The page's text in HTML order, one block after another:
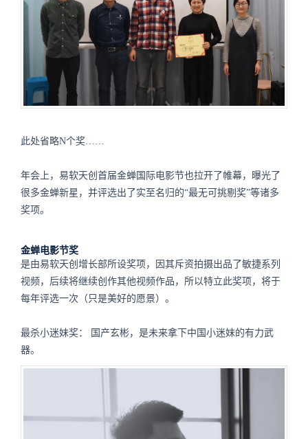
此处省略N个奖……
年会上，易软天创首届金蝉国际电影节也拉开了帷幕，曝光了
很多金蝉新星，并评选出了实至名归的“最无可挑剔奖”等诸多
奖项。
金蝉电影节奖
是由易软天创增长部所设奖项，因其斥资拍摄出品了敏捷系列
视频，后续将继续创作其他视频作品，所以特立此奖项，将于
每年评选一次（只是美好的愿景）。
最杀小迷妹奖：
国产玄彬，是未来拿下中国小迷妹的有力武
器。